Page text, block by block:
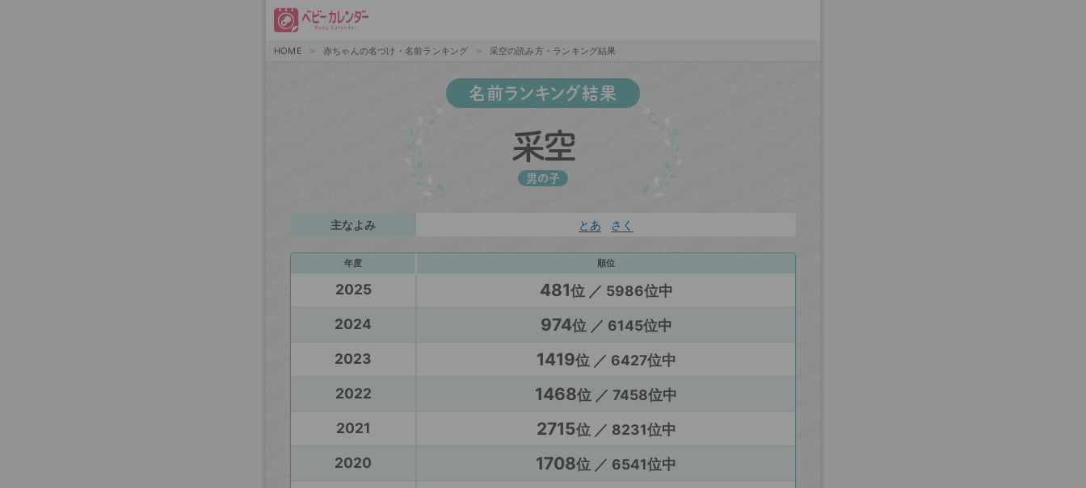
HOME 赤ちゃんの名づけ・名前ランキング 采空の読み方・ランキング結果
名前ランキング結果
采空
男の子
主なよみ とあ さく
年度 順位
2025 481位 ／ 5986位中
2024
974位 ／ 6145位中
2023
1419位 ／ 6427位中
2022
1468位 ／ 7458位中
2021
2715位 ／ 8231位中
2020
1708位 ／ 6541位中